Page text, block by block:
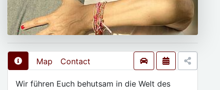
Map Contact
Wir führen Euch behutsam in die Welt des